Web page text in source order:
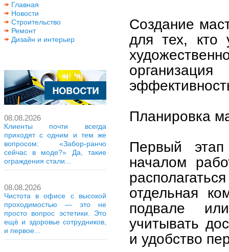
Главная
Новости
Строительство
Ремонт
Дизайн и интерьер
08.08.2026
Клиенты почти всегда
приходят с одним и тем же
вопросом: «Забор-ранчо
сейчас в моде?» Да, такие
ограждения стали...
08.08.2026
Чистота в офисе с высокой
проходимостью — это не
просто вопрос эстетики. Это
ещё и здоровье сотрудников,
и первое...
Создание
для тех, кто
Планировка
Первый
началом
отдельная
подвале
учитывать
и удобство